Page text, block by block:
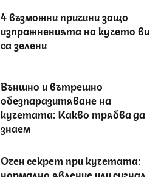
4 възможни причини защо
изпражненията на кучето ви
са зелени
Външно и вътрешно
обезпаразитяване на
кучетата: Какво трябва да
знаем
Очен секрет при кучетата: